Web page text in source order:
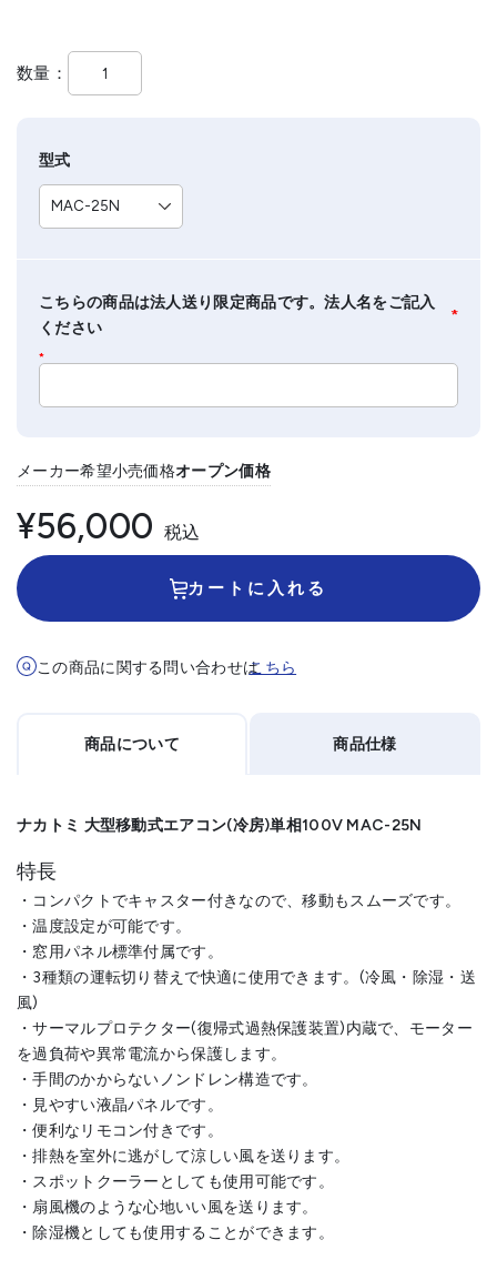
数量
型式
こちらの商品は法人送り限定商品です。法人名をご記入
ください
*
*
メーカー希望小売価格オープン価格
¥56,000 税込
カートに入れる
この商品に関する問い合わせはこちら
商品について
ナカトミ 大型移動式エアコン(冷房)単相100V MAC-25N
特長
・コンパクトでキャスター付きなので、移動もスムーズです。
・温度設定が可能です。
・窓用パネル標準付属です。
・3種類の運転切り替えで快適に使用できます。(冷風・除湿・送
風)
・サーマルプロテクター(復帰式過熱保護装置)内蔵で、モーター
を過負荷や異常電流から保護します。
・手間のかからないノンドレン構造です。
・見やすい液晶パネルです。
・便利なリモコン付きです。
・排熱を室外に逃がして涼しい風を送ります。
・スポットクーラーとしても使用可能です。
・扇風機のような心地いい風を送ります。
・除湿機としても使用することができます。
商品仕様